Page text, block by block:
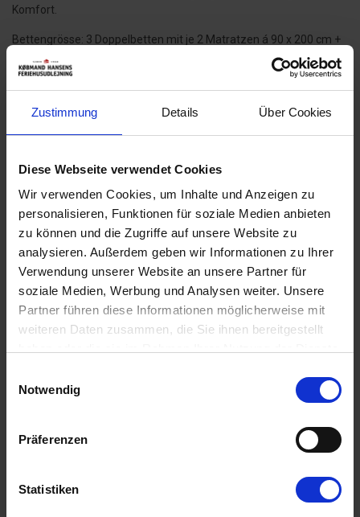
Zustimmung Details Über Cookies
Diese Webseite verwendet Cookies
Wir verwenden Cookies, um Inhalte und Anzeigen zu
personalisieren, Funktionen für soziale Medien anbieten
zu können und die Zugriffe auf unsere Website zu
analysieren. Außerdem geben wir Informationen zu Ihrer
Verwendung unserer Website an unsere Partner für
soziale Medien, Werbung und Analysen weiter. Unsere
Partner führen diese Informationen möglicherweise mit
weiteren Daten zusammen, die Sie ihnen bereitgestellt
Cookies, wenn Sie unsere Webseite weiterhin nutzen.
Notwendig
Präferenzen
Statistiken
Komfort.
Bettengrösse: 3 Doppelbetten mit je 2 Matratzen á 90 x 200 cm +
2 Einzelbetten 90 x 200 cm
Terrassegenießen. Zum Ferienhaus gehören außerdem ein
Carportsowie eine Lademöglichkeit für E-Autos über 230 Volt.
Strandnah mit idealer Lage
der Nordsee ist nur
ideal für Badeurlaub, lange Spaziergänge oder
Sonnenuntergänge in den Dünen. Einkaufsmöglichkeiten
erreicht ihr bereits nach400 Meter. Ein besonderes Highlight in der
Umgebung ist der nahegelegeneFilsø– einer der größten Seen
Dänemarks und Paradies für Naturliebhaber und